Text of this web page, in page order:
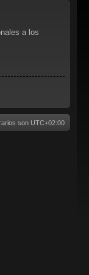
a los
son UTC+02:00